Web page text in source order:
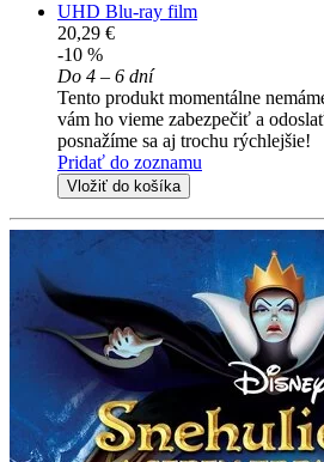
UHD Blu-ray film
20,29 €
-10 %
Do 4 – 6 dní
Tento produkt momentálne
vám ho vieme zabezpečiť a
posnažíme sa aj trochu rýchlejšie!
Pridať do zoznamu
Vložiť do košíka